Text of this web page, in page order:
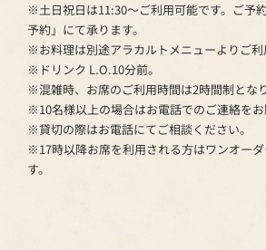
※土日祝日は11:30～ご利用可能です。ご予
予約」にて承ります。
※お料理は別途アラカルトメニューよりご利
※ドリンク L.O.10分前。
※混雑時、お席のご利用時間は2時間制となり
※10名様以上の場合はお電話でのご連絡をお
※貸切の際はお電話にてご相談ください。
※17時以降お席を利用される方はワンオー
す。